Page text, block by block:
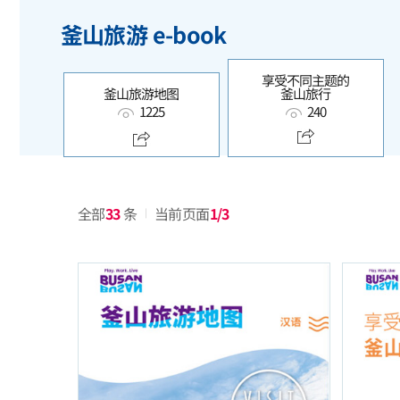
釜山旅游 e-book
釜山旅游地图
1225
享受不同主题的
釜山旅行
240
全部33条 当前页面1/3